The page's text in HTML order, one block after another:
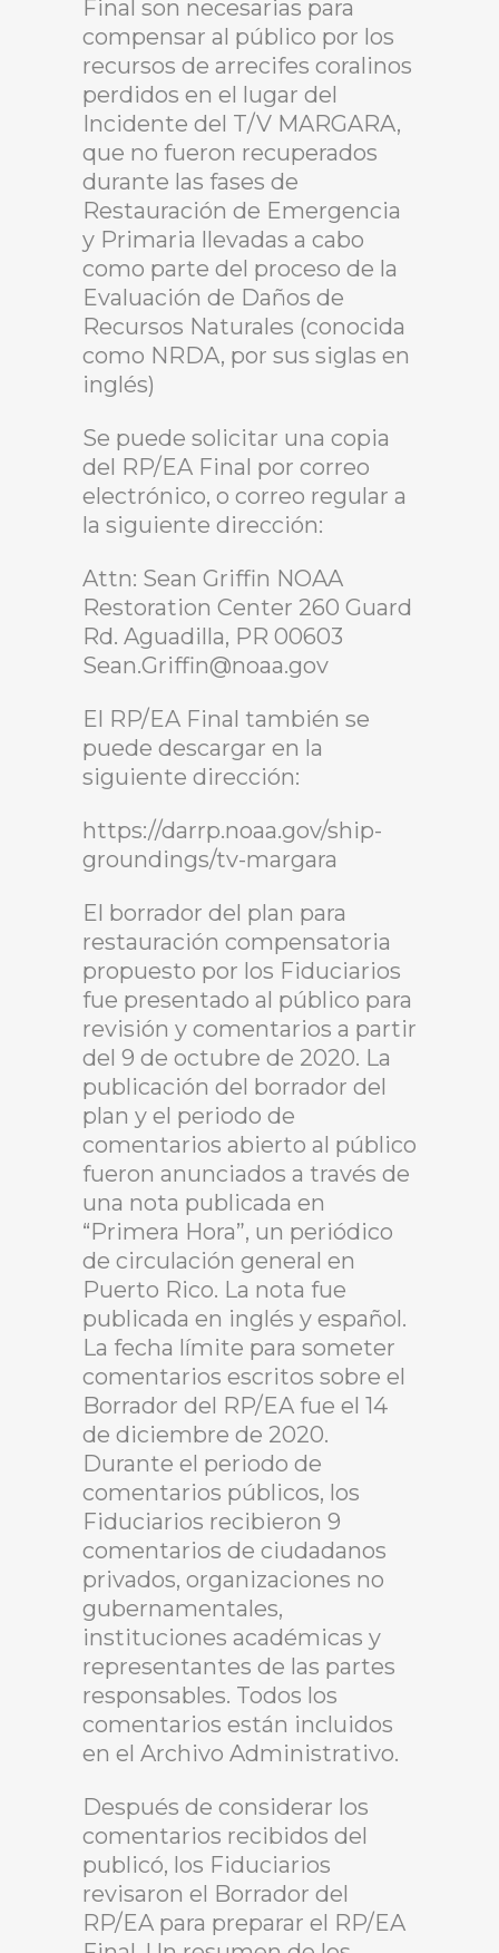
Final son necesarias para
compensar al público por los
recursos de arrecifes coralinos
perdidos en el lugar del
Incidente del T/V MARGARA,
que no fueron recuperados
durante las fases de
Restauración de Emergencia
y Primaria llevadas a cabo
como parte del proceso de la
Evaluación de Daños de
Recursos Naturales (conocida
como NRDA, por sus siglas en
inglés)
Se puede solicitar una copia
del RP/EA Final por correo
electrónico, o correo regular a
la siguiente dirección:
Attn: Sean Griffin NOAA
Restoration Center 260 Guard
Rd. Aguadilla, PR 00603
Sean.Griffin@noaa.gov
El RP/EA Final también se
puede descargar en la
siguiente dirección:
https://darrp.noaa.gov/ship-
groundings/tv-margara
El borrador del plan para
restauración compensatoria
propuesto por los Fiduciarios
fue presentado al público para
revisión y comentarios a partir
del 9 de octubre de 2020. La
publicación del borrador del
plan y el periodo de
comentarios abierto al público
fueron anunciados a través de
una nota publicada en
“Primera Hora”, un periódico
de circulación general en
Puerto Rico. La nota fue
publicada en inglés y español.
La fecha límite para someter
comentarios escritos sobre el
Borrador del RP/EA fue el 14
de diciembre de 2020.
Durante el periodo de
comentarios públicos, los
Fiduciarios recibieron 9
comentarios de ciudadanos
privados, organizaciones no
gubernamentales,
instituciones académicas y
representantes de las partes
responsables. Todos los
comentarios están incluidos
en el Archivo Administrativo.
Después de considerar los
comentarios recibidos del
publicó, los Fiduciarios
revisaron el Borrador del
RP/EA para preparar el RP/EA